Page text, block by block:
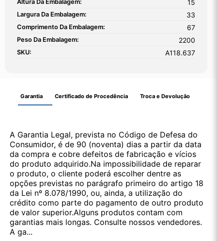
Altura Da Embalagem: 15
Largura Da Embalagem: 33
Comprimento Da Embalagem: 67
Peso Da Embalagem: 2200
SKU: A118.637
Garantia Certificado de Procedência Troca e Devolução
A Garantia Legal, prevista no Código de Defesa do
Consumidor, é de 90 (noventa) dias a partir da data
da compra e cobre defeitos de fabricação e vícios
do produto adquirido.Na impossibilidade de reparar
o produto, o cliente poderá escolher dentre as
opções previstas no parágrafo primeiro do artigo 18
da Lei nº 8.078/1990, ou, ainda, a utilização do
crédito como parte do pagamento de outro produto
de valor superior.Alguns produtos contam com
garantias mais longas. Consulte nossos vendedores.
A ga...